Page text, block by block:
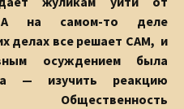
А на самом-то деле
делах все решает САМ, и
осуждением была
— изучить реакцию
Общественность